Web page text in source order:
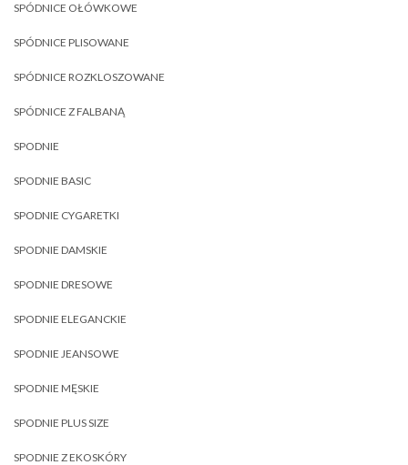
SPÓDNICE OŁÓWKOWE
SPÓDNICE PLISOWANE
SPÓDNICE ROZKLOSZOWANE
SPÓDNICE Z FALBANĄ
SPODNIE
SPODNIE BASIC
SPODNIE CYGARETKI
SPODNIE DAMSKIE
SPODNIE DRESOWE
SPODNIE ELEGANCKIE
SPODNIE JEANSOWE
SPODNIE MĘSKIE
SPODNIE PLUS SIZE
SPODNIE Z EKOSKÓRY